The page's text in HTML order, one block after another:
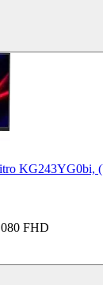
KG243YG0bi,
FHD